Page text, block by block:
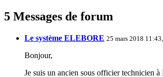
5 Messages de forum
Le système ELEBORE 25 mars 2018
Bonjour,
Je suis un ancien sous officier technicien à